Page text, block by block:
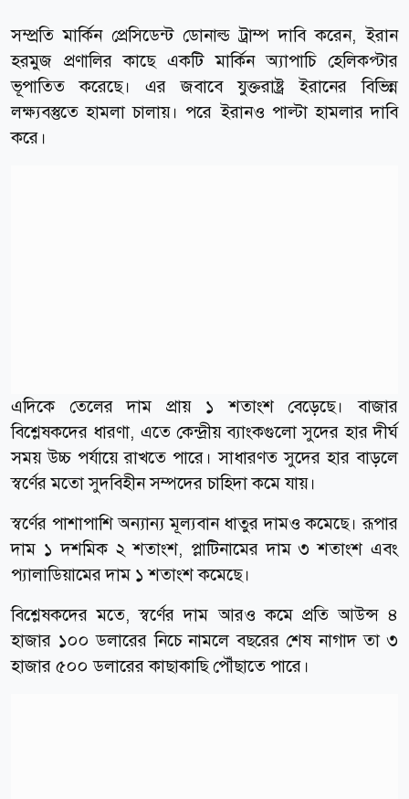
সম্প্রতি মার্কিন প্রেসিডেন্ট ডোনাল্ড ট্রাম্প দাবি করেন, ইরান
হরমুজ প্রণালির কাছে একটি মার্কিন অ্যাপাচি হেলিকপ্টার
ভূপাতিত করেছে। এর জবাবে যুক্তরাষ্ট্র ইরানের বিভিন্ন
লক্ষ্যবস্তুতে হামলা চালায়। পরে ইরানও পাল্টা হামলার দাবি
করে।
এদিকে তেলের দাম প্রায় ১ শতাংশ বেড়েছে। বাজার
বিশ্লেষকদের ধারণা, এতে কেন্দ্রীয় ব্যাংকগুলো সুদের হার দীর্ঘ
সময় উচ্চ পর্যায়ে রাখতে পারে। সাধারণত সুদের হার বাড়লে
স্বর্ণের মতো সুদবিহীন সম্পদের চাহিদা কমে যায়।
স্বর্ণের পাশাপাশি অন্যান্য মূল্যবান ধাতুর দামও কমেছে। রূপার
দাম ১ দশমিক ২ শতাংশ, প্লাটিনামের দাম ৩ শতাংশ এবং
প্যালাডিয়ামের দাম ১ শতাংশ কমেছে।
বিশ্লেষকদের মতে, স্বর্ণের দাম আরও কমে প্রতি আউন্স ৪
হাজার ১০০ ডলারের নিচে নামলে বছরের শেষ নাগাদ তা ৩
হাজার ৫০০ ডলারের কাছাকাছি পৌঁছাতে পারে।